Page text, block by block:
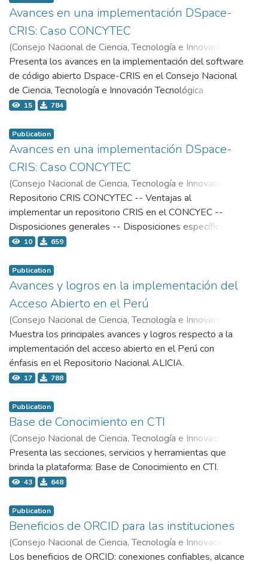
Avances en una implementación DSpace-
CRIS: Caso CONCYTEC
(Consejo Nacional de Ciencia, Tecnología e Innovación
Tecnológica - Concytec,2019-11-18)
Rivero Suárez, Alexander Javier
Presenta los avances en la implementación del software
de código abierto Dspace-CRIS en el Consejo Nacional
de Ciencia, Tecnología e Innovación Tecnológica
(CONCYTEC) Lima, Perú. Refiere la vinculación de
entidades, importación de publicaciones, visualización de
relaciones y entidades configuradas. Finalmente, refiere
al grupo peruano de usuarios de Dspace.
15 784
Publication
Avances en una implementación DSpace-
CRIS: Caso CONCYTEC
(Consejo Nacional de Ciencia, Tecnología e Innovación
Tecnológica - Concytec,2019-09-19)
Rivero Suárez, Alexander Javier
Repositorio CRIS CONCYTEC -- Ventajas al
implementar un repositorio CRIS en el CONCYEC --
Disposiciones generales -- Disposiciones específicas --
Flujograma -- Anexos de consentimiento -- Formatos
trabajando? -- Equipos de trabajo
10 659
Publication
Avances y logros en la implementación del
Acceso Abierto en el Perú
(Consejo Nacional de Ciencia, Tecnología e Innovación
Tecnológica - Concytec,2021-10-28)
Gómez Razza, Víctor
Muestra los principales avances y logros respecto a la
implementación del acceso abierto en el Perú con
énfasis en el Repositorio Nacional ALICIA.
17 788
Publication
Base de Conocimiento en CTI
(Consejo Nacional de Ciencia, Tecnología e Innovación
Tecnológica - Concytec, 2022-08-18)
Córdova Yamauchi, Claudia Gysella
Presenta las secciones, servicios y herramientas que
brinda la plataforma: Base de Conocimiento en CTI.
43 648
Publication
Beneficios de ORCID para las instituciones
(Consejo Nacional de Ciencia, Tecnología e Innovación
Tecnológica - Concytec,2018-10-03 )Buys, Matt
Los beneficios de ORCID: conexiones confiables, alcance